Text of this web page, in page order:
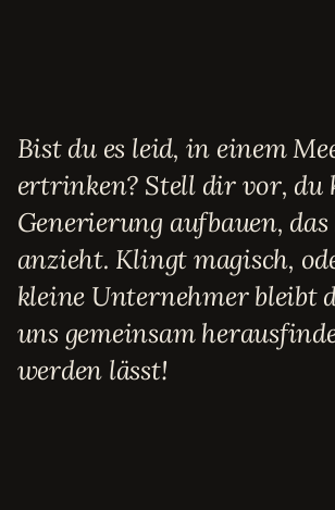
Bist du es leid, in einem
ertrinken? Stell dir vor, du
Generierung aufbauen,
anzieht. Klingt magisch,
kleine Unternehmer bleibt
uns gemeinsam
werden lässt!